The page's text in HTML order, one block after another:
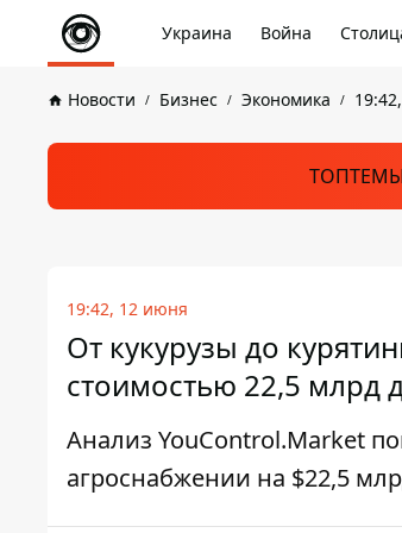
Украина Война
Новости Бизнес Экономика
19:42, 12 июня
От кукурузы до
стоимостью 22,5 млрд
Анализ YouControl.Market
агроснабжении на $22,5